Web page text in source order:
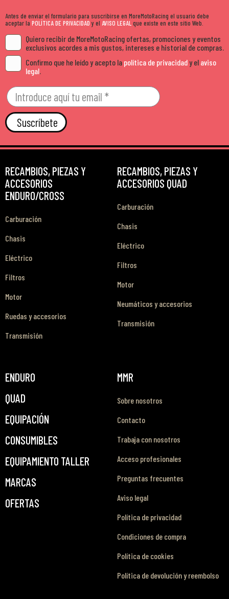
Antes de enviar el formulario para suscribirse en MoreMotoRacing el usuario debe
aceptar la POLÍTICA DE PRIVACIDADy el AVISO LEGALque existe en este sitio Web.
Quiero recibir de MoreMotoRacing ofertas, promociones y eventos
exclusivos acordes a mis gustos, intereses e historial de compras.
Confirmo que he leído y acepto la política de privacidady el aviso
legal
Suscríbete
RECAMBIOS, PIEZAS Y
ACCESORIOS
ENDURO/CROSS
Carburación
Chasis
Eléctrico
Filtros
Motor
Ruedas y accesorios
Transmisión
RECAMBIOS, PIEZAS Y
ACCESORIOS QUAD
Carburación
Chasis
Eléctrico
Filtros
Motor
Neumáticos y accesorios
Transmisión
ENDURO
QUAD
EQUIPACIÓN
CONSUMIBLES
EQUIPAMIENTO TALLER
MARCAS
OFERTAS
MMR
Sobre nosotros
Contacto
Trabaja con nosotros
Acceso profesionales
Preguntas frecuentes
Aviso legal
Política de privacidad
Condiciones de compra
Política de cookies
Política de devolución y reembolso